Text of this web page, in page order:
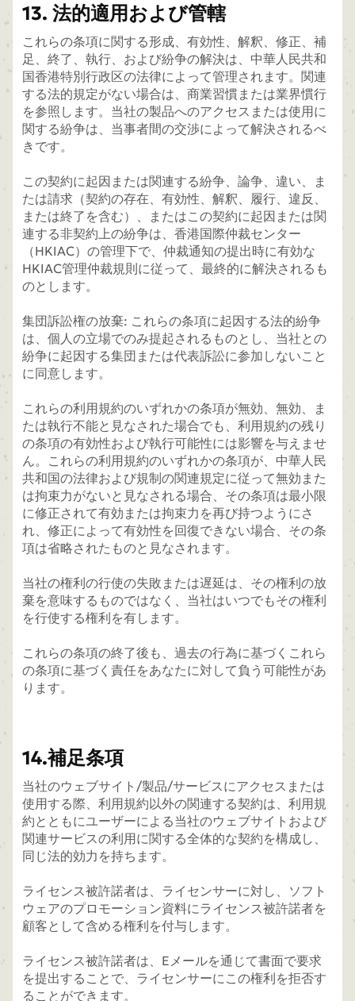
13. 法的適用および管轄
これらの条項に関する形成、有効性、解釈、修正、補
足、終了、執行、および紛争の解決は、中華人民共和
国香港特別行政区の法律によって管理されます。関連
する法的規定がない場合は、商業習慣または業界慣行
を参照します。当社の製品へのアクセスまたは使用に
関する紛争は、当事者間の交渉によって解決されるべ
きです。
この契約に起因または関連する紛争、論争、違い、ま
たは請求（契約の存在、有効性、解釈、履行、違反、
または終了を含む）、またはこの契約に起因または関
連する非契約上の紛争は、香港国際仲裁センター
（HKIAC）の管理下で、仲裁通知の提出時に有効な
HKIAC管理仲裁規則に従って、最終的に解決されるも
のとします。
集団訴訟権の放棄: これらの条項に起因する法的紛争
は、個人の立場でのみ提起されるものとし、当社との
紛争に起因する集団または代表訴訟に参加しないこと
に同意します。
これらの利用規約のいずれかの条項が無効、無効、ま
たは執行不能と見なされた場合でも、利用規約の残り
の条項の有効性および執行可能性には影響を与えませ
ん。これらの利用規約のいずれかの条項が、中華人民
共和国の法律および規制の関連規定に従って無効また
は拘束力がないと見なされる場合、その条項は最小限
に修正されて有効または拘束力を再び持つようにさ
れ、修正によって有効性を回復できない場合、その条
項は省略されたものと見なされます。
当社の権利の行使の失敗または遅延は、その権利の放
棄を意味するものではなく、当社はいつでもその権利
を行使する権利を有します。
これらの条項の終了後も、過去の行為に基づくこれら
の条項に基づく責任をあなたに対して負う可能性があ
ります。
14.補足条項
当社のウェブサイト/製品/サービスにアクセスまたは
使用する際、利用規約以外の関連する契約は、利用規
約とともにユーザーによる当社のウェブサイトおよび
関連サービスの利用に関する全体的な契約を構成し、
同じ法的効力を持ちます。
ライセンス被許諾者は、ライセンサーに対し、ソフト
ウェアのプロモーション資料にライセンス被許諾者を
顧客として含める権利を付与します。
ライセンス被許諾者は、Eメールを通じて書面で要求
を提出することで、ライセンサーにこの権利を拒否す
ることができます。